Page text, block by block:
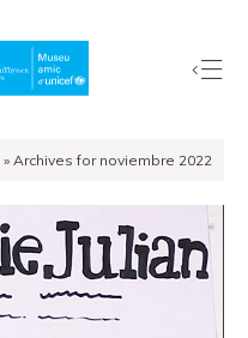
» Archives for noviembre 2022